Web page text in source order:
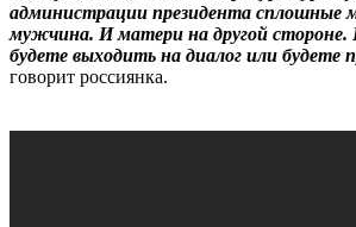
администрации президента сплошные
мужчина. И матери на другой
будете выходить на диалог или будете
говорит россиянка.